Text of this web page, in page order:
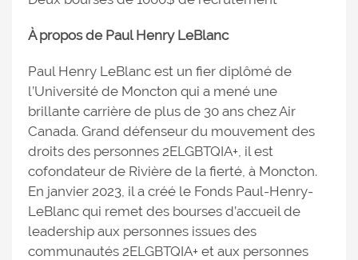
À propos de Paul Henry LeBlanc
Paul Henry LeBlanc est un fier diplômé de
l’Université de Moncton qui a mené une
brillante carrière de plus de 30 ans chez Air
Canada. Grand défenseur du mouvement des
droits des personnes 2ELGBTQIA+, il est
cofondateur de Rivière de la fierté, à Moncton.
En janvier 2023, il a créé le Fonds Paul-Henry-
LeBlanc qui remet des bourses d’accueil de
leadership aux personnes issues des
communautés 2ELGBTQIA+ et aux personnes